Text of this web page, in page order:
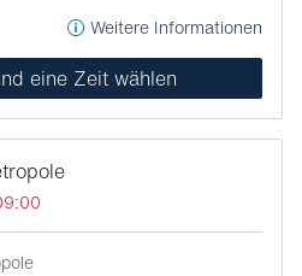
Weitere Informationen
eine Zeit wählen